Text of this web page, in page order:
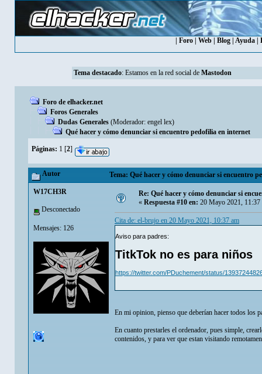
Foro| Web| Blog| Ayuda|
Tema destacado: Estamos en la red social de Mastodon
Foro de elhacker.net
Foros Generales
Dudas Generales (Moderador: engel lex)
Qué hacer y cómo denunciar si encuentro pedofilia en internet
Páginas: 1 [2]
Autor Tema: Qué hacer y cómo denunciar si encuentro
W17CH3R
Desconectado
Mensajes: 126
Re: Qué hacer y cómo denunciar si
«Respuesta #10 en:20 Mayo 2021, 11:37
Cita de: el-brujo en 20 Mayo 2021, 10:37 am
Aviso para padres:
TitkTok no es para niños
https://twitter.com/PDuchement/status/
En mi opinion, pienso que deberían hacer todos los
En cuanto prestarles el ordenador, pues simple,
contenidos, y para ver que estan visitando